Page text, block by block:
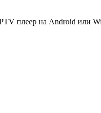
плеер на Android или